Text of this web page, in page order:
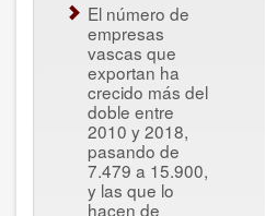
El número de
empresas
vascas que
exportan ha
crecido más del
doble entre
2010 y 2018,
pasando de
7.479 a 15.900,
y las que lo
hacen de